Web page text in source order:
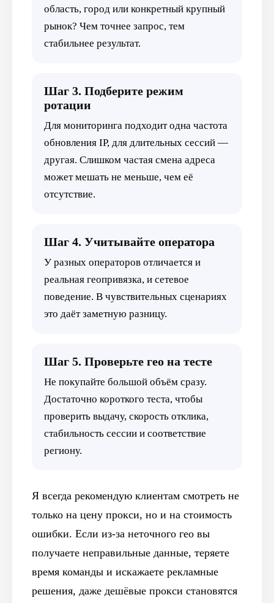
область, город или конкретный крупный
рынок? Чем точнее запрос, тем
стабильнее результат.
Шаг 3. Подберите режим
ротации
Для мониторинга подходит одна частота
обновления IP, для длительных сессий —
другая. Слишком частая смена адреса
может мешать не меньше, чем её
отсутствие.
Шаг 4. Учитывайте оператора
У разных операторов отличается и
реальная геопривязка, и сетевое
поведение. В чувствительных сценариях
это даёт заметную разницу.
Шаг 5. Проверьте гео на тесте
Не покупайте большой объём сразу.
Достаточно короткого теста, чтобы
проверить выдачу, скорость отклика,
стабильность сессии и соответствие
региону.
Я всегда рекомендую клиентам смотреть не
только на цену прокси, но и на стоимость
ошибки. Если из-за неточного гео вы
получаете неправильные данные, теряете
время команды и искажаете рекламные
решения, даже дешёвые прокси становятся